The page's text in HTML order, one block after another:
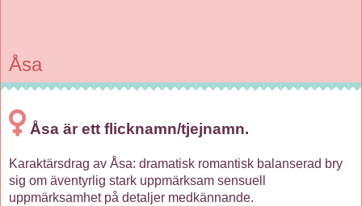
Åsa
Åsa är ett flicknamn/tjejnamn.
Karaktärsdrag av Åsa: dramatisk romantisk balanserad bry
sig om äventyrlig stark uppmärksam sensuell
uppmärksamhet på detaljer medkännande.